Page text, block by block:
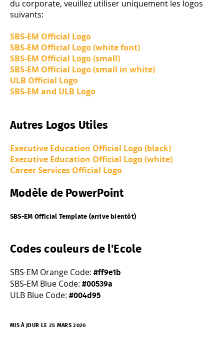
du corporate, veuillez utiliser uniquement les logos
suivants:
SBS-EM Official Logo
SBS-EM Official Logo (white font)
SBS-EM Official Logo (small)
SBS-EM Official Logo (small in white)
ULB Official Logo
SBS-EM and ULB Logo
Autres Logos Utiles
Executive Education Official Logo (black)
Executive Education Official Logo (white)
Career Services Official Logo
Modèle de PowerPoint
SBS-EM Official Template (arrive bientôt)
Codes couleurs de l'Ecole
SBS-EM Orange Code: #ff9e1b
SBS-EM Blue Code: #00539a
ULB Blue Code: #004d95
MIS À JOUR LE 25 MARS 2020